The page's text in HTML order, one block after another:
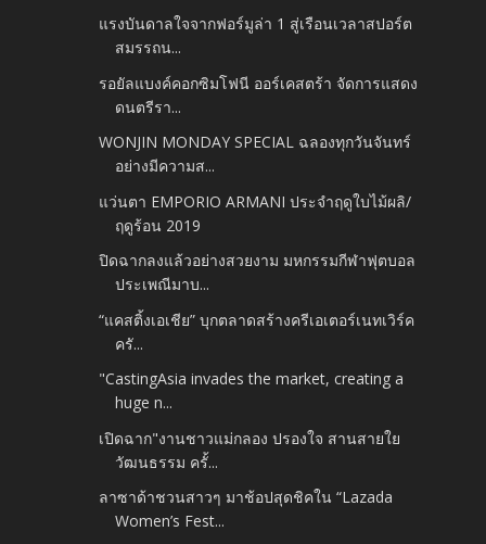
แรงบันดาลใจจากฟอร์มูล่า 1 สู่เรือนเวลาสปอร์ต
สมรรถน...
รอยัลแบงค์คอกซิมโฟนี ออร์เคสตร้า จัดการแสดง
ดนตรีรา...
WONJIN MONDAY SPECIAL ฉลองทุกวันจันทร์
อย่างมีความส...
แว่นตา EMPORIO ARMANI ประจำฤดูใบไม้ผลิ/
ฤดูร้อน 2019
ปิดฉากลงแล้วอย่างสวยงาม มหกรรมกีฬาฟุตบอล
ประเพณีมาบ...
“แคสติ้งเอเชีย” บุกตลาดสร้างครีเอเตอร์เนทเวิร์ค
ครั...
"CastingAsia invades the market, creating a
huge n...
เปิดฉาก"งานชาวแม่กลอง ปรองใจ สานสายใย
วัฒนธรรม ครั้...
ลาซาด้าชวนสาวๆ มาช้อปสุดชิคใน “Lazada
Women’s Fest...